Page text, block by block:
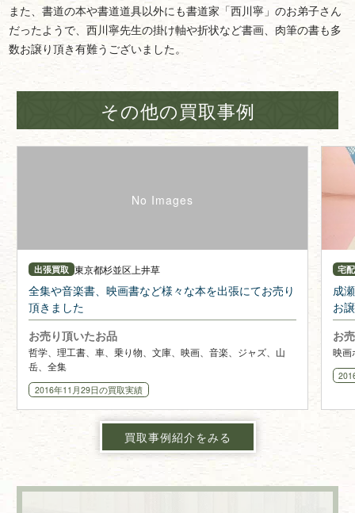
また、書道の本や書道道具以外にも書道家「西川寧」のお弟子さん
だったようで、西川寧先生の掛け軸や折状など書画、肉筆の書も多
数お譲り頂き有難うございました。
その他の買取事例
出張買取 東京都杉並区上井草
全集や音楽書、映画書など様々な本を出張にてお売り
頂きました
お売り頂いたお品
哲学、理工書、車、乗り物、文庫、映画、音楽、ジャズ、山
岳、全集
2016年11月29日の買取実績
宅
成
お
お
映画
買取事例紹介をみる